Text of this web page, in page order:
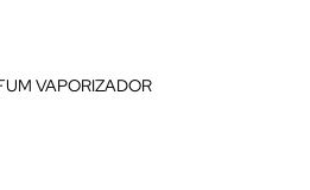
VAPORIZADOR